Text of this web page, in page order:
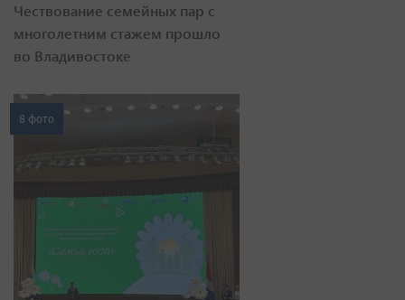
Чествование семейных пар с
многолетним стажем прошло
во Владивостоке
8 фото